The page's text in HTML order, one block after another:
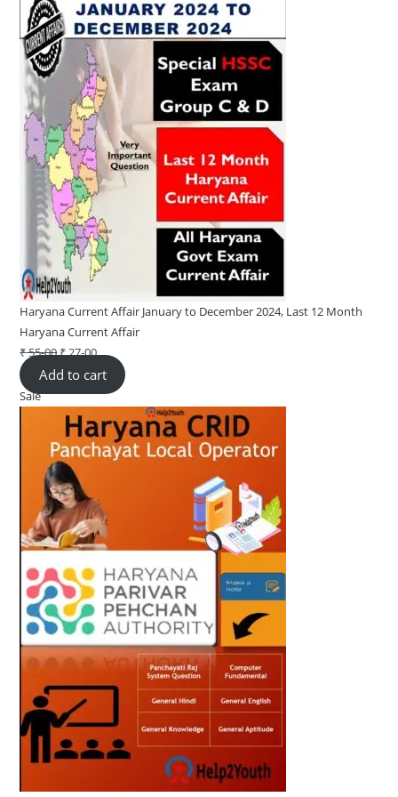
Haryana Current Affair January to December 2024, Last 12 Month
Haryana Current Affair
₹55-00Original
price
was:
₹ 55-
00.
₹27-00Current
price
is:
₹ 27-
00.
Add to cart
SaleProduct
sale